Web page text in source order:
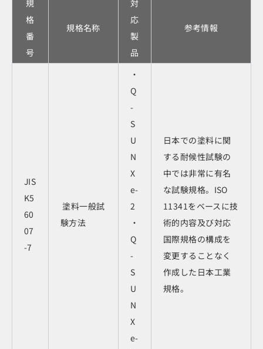
規
格
番
号
規格名称
対
応
製
品
参考情報
JIS
K5
60
07
-7
塗料一般試
験方法
・
Q
-
S
U
N
X
e-
2
・
Q
-
S
U
N
X
e-
日本での塗料に関
する耐候性試験の
中では非常に有名
な試験規格。ISO
11341をベースに技
術的内容及び対応
国際規格の構成を
変更することなく
作成した日本工業
規格。